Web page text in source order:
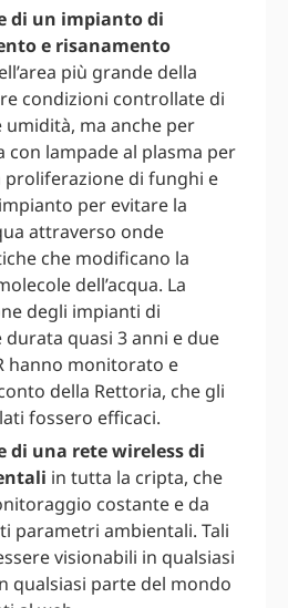
di un impianto di
e risanamento
più grande della
condizioni controllate di
ma anche per
con lampade al plasma per
proliferazione di funghi e
per evitare la
attraverso onde
che modificano la
dell’acqua. La
degli impianti di
quasi 3 anni e due
hanno monitorato e
della Rettoria, che gli
fossero efficaci.
di una rete wireless di
in tutta la cripta, che
costante e da
parametri ambientali. Tali
visionabili in qualsiasi
qualsiasi parte del mondo